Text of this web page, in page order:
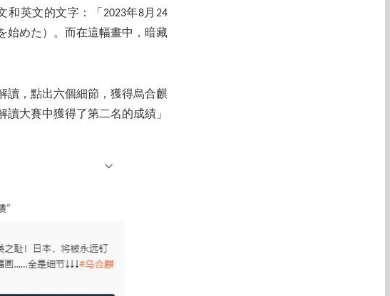
英文的文字：「2023年8月24
始めた）。而在這幅畫中，暗藏
讀，點出六個細節，獲得烏合麒
大賽中獲得了第二名的成績」